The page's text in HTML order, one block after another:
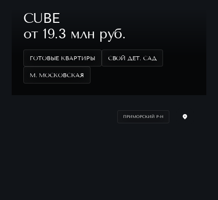
CUBE
от 19.3 млн руб.
ГОТОВЫЕ КВАРТИРЫ СВОЙ ДЕТ. САД
М. МОСКОВСКАЯ
ПРИМОРСКИЙ Р-Н